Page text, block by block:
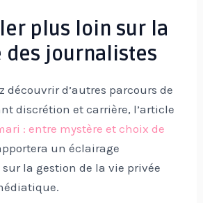
plus loin sur la
des journalistes
découvrir d’autres parcours de
discrétion et carrière, l’article
: entre mystère et choix de
un éclairage
la gestion de la vie privée